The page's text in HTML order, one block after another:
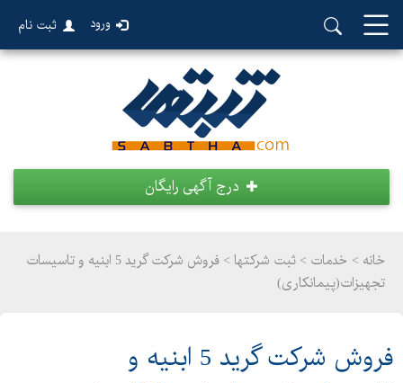
ورود ثبت نام
درج آگهی رایگان
خانه > خدمات >
ثبت شرکتها > فروش شرکت گرید 5 ابنیه و تاسیسات
تجهیزات(پیمانکاری)
فروش شرکت گرید 5 ابنیه و